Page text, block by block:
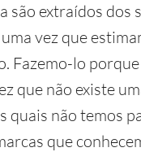
são extraídos
vez que
Fazemo-lo
que não existe
quais não temos
que